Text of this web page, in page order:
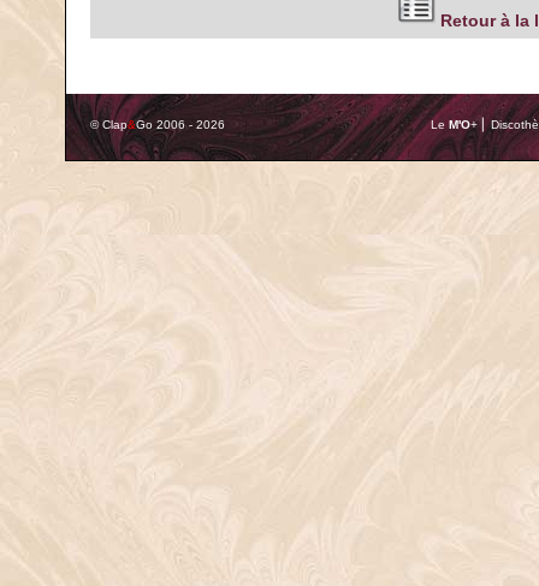
Retour à la
© Clap&Go 2006 - 2026 Le M'O+ ⎢